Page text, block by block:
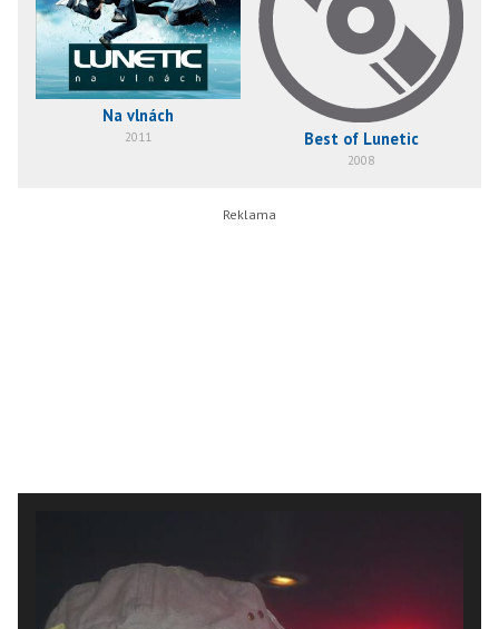
Na vlnách
2011 Best of Lunetic
2008